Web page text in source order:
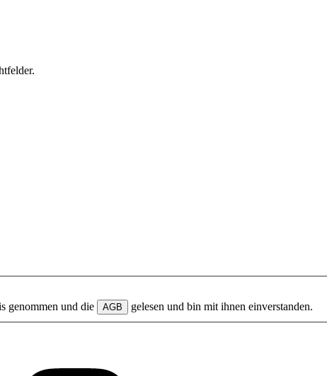
genommen und die AGB gelesen und bin mit ihnen einverstanden.